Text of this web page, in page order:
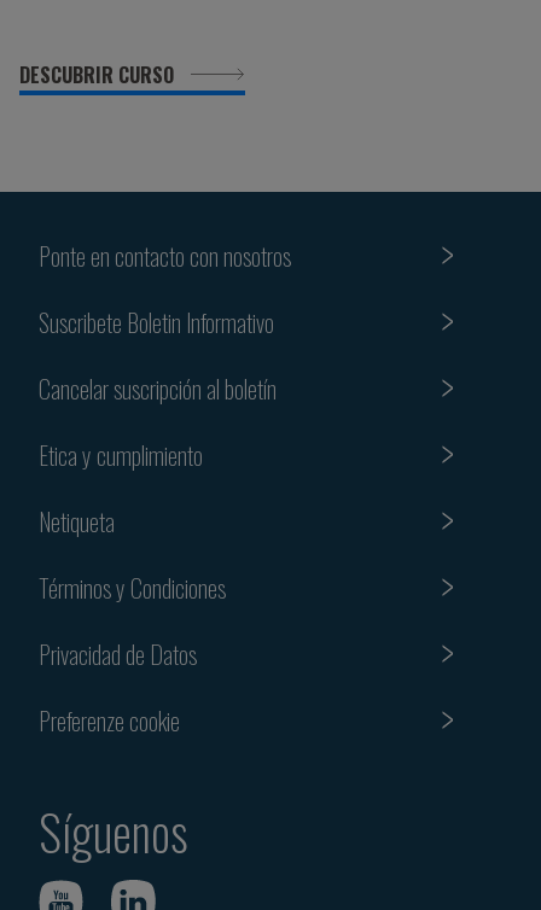
DESCUBRIR CURSO
Ponte en contacto con nosotros
Suscribete Boletin Informativo
Cancelar suscripción al boletín
Etica y cumplimiento
Netiqueta
Términos y Condiciones
Privacidad de Datos
Preferenze cookie
Síguenos